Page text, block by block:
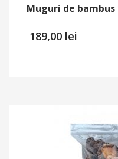
Muguri de bambus
189,00 lei